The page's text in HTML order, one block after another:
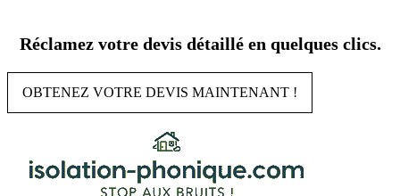
contenu
Réclamez votre devis détaillé en quelques clics.
OBTENEZ VOTRE DEVIS MAINTENANT !